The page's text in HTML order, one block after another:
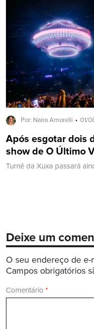
Por: Naira Amorelli 01/
Após esgotar dois
show de O Último
Turnê da Xuxa passará
Deixe um
O seu endereço de e-
Campos obrigatórios
Comentário *